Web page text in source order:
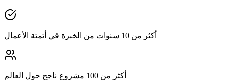
أكثر من 10 سنوات من الخبرة في أتمتة الأعمال
أكثر من 100 مشروع ناجح حول العالم